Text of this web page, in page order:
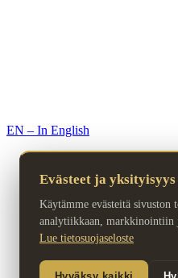
EN – In English
Evästeet ja yksityisyys
Käytämme evästeitä
analytiikkaan, markkinointiin
Lue tietosuojaseloste